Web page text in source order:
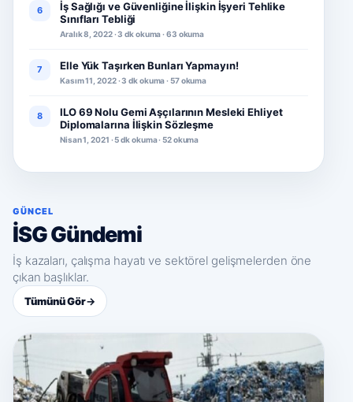
6
İş Sağlığı ve Güvenliğine İlişkin İşyeri Tehlike
Sınıfları Tebliği
Aralık 8, 2022 · 3 dk okuma · 63 okuma
7 Elle Yük Taşırken Bunları Yapmayın!
Kasım 11, 2022 · 3 dk okuma · 57 okuma
8
ILO 69 Nolu Gemi Aşçılarının Mesleki Ehliyet
Diplomalarına İlişkin Sözleşme
Nisan 1, 2021 · 5 dk okuma · 52 okuma
GÜNCEL
İSG Gündemi
İş kazaları, çalışma hayatı ve sektörel gelişmelerden öne
çıkan başlıklar.
Tümünü Gör→